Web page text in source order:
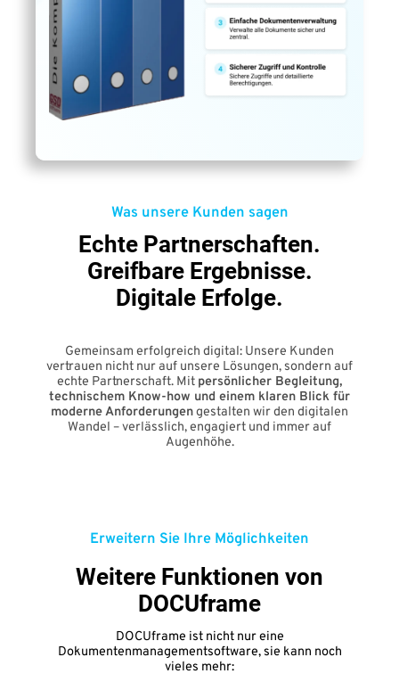
Was unsere Kunden sagen
Echte Partnerschaften.
Greifbare Ergebnisse.
Digitale Erfolge.
Gemeinsam erfolgreich digital: Unsere Kunden
vertrauen nicht nur auf unsere Lösungen, sondern auf
echte Partnerschaft. Mit persönlicher Begleitung,
technischem Know-how und einem klaren Blick für
moderne Anforderungengestalten wir den digitalen
Wandel – verlässlich, engagiert und immer auf
Augenhöhe.
Erweitern Sie Ihre Möglichkeiten
Weitere Funktionen von
DOCUframe
DOCUframe ist nicht nur eine
Dokumentenmanagementsoftware, sie kann noch
vieles mehr: